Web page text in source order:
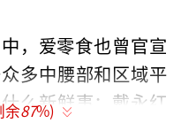
，爱零食也曾官宣
多中腰部和区域平
么新鲜事：戴永红
余87%)